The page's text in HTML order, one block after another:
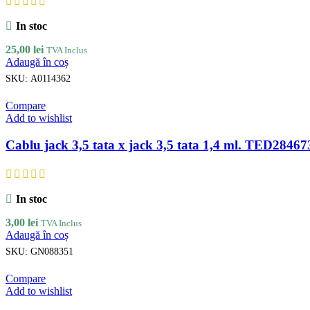
In stoc
25,00 lei TVA Inclus
Adaugă în coș
SKU: A0114362
Compare
Add to wishlist
Cablu jack 3,5 tata x jack 3,5 tata 1,4 ml.
In stoc
3,00 lei TVA Inclus
Adaugă în coș
SKU: GN088351
Compare
Add to wishlist